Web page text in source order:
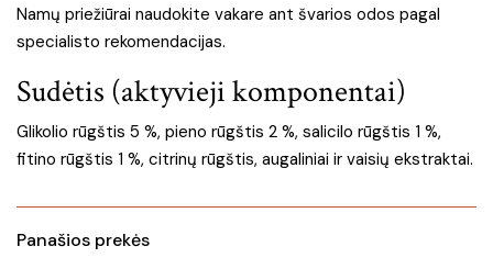
Namų priežiūrai naudokite vakare ant švarios odos pagal
specialisto rekomendacijas.
Sudėtis (aktyvieji komponentai)
Glikolio rūgštis 5 %, pieno rūgštis 2 %, salicilo rūgštis 1 %,
fitino rūgštis 1 %, citrinų rūgštis, augaliniai ir vaisių ekstraktai.
Panašios prekės